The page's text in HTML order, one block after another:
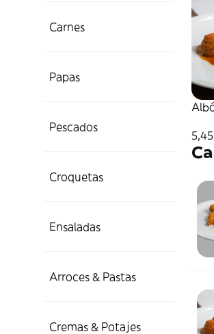
Carnes
Papas
Pescados
Croquetas
Ensaladas
Arroces & Pastas
Cremas & Potajes